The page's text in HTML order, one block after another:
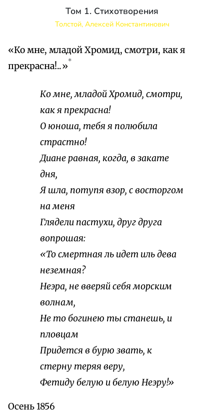
Том 1. Стихотворения
Толстой, Алексей Константинович
«Ко мне, младой Хромид, смотри, как я
прекрасна!..»*
Ко мне, младой Хромид, смотри,
как я прекрасна!
О юноша, тебя я полюбила
страстно!
Диане равная, когда, в закате
дня,
Я шла, потупя взор, с восторгом
на меня
Глядели пастухи, друг друга
вопрошая:
«То смертная ль идет иль дева
неземная?
Неэра, не вверяй себя морским
волнам,
Не то богинею ты станешь, и
пловцам
Придется в бурю звать, к
стерну теряя веру,
Фетиду белую и белую Неэру!»
Осень 1856